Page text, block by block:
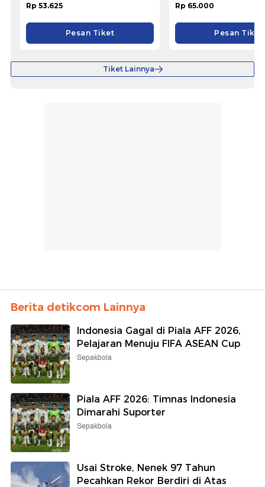
Rp 53.625
Pesan Tiket
Rp 65.000
Pesan Tiket
Tiket Lainnya
Berita detikcom Lainnya
Indonesia Gagal di Piala AFF 2026,
Pelajaran Menuju FIFA ASEAN Cup
Sepakbola
Piala AFF 2026: Timnas Indonesia
Dimarahi Suporter
Sepakbola
Usai Stroke, Nenek 97 Tahun
Pecahkan Rekor Berdiri di Atas